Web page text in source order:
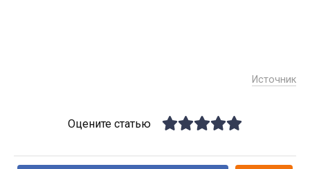
Источник
Оцените статью